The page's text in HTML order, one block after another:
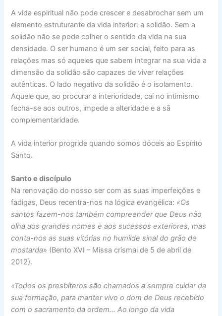
A vida espiritual não pode crescer e desabrochar sem um
elemento estruturante da vida interior: a solidão. Sem a
solidão não se pode colher o sentido da vida na sua
densidade. O ser humano é um ser social, feito para as
relações mas só aqueles que sabem integrar na sua vida a
dimensão da solidão são capazes de viver relações
autênticas. O lado negativo da solidão é o isolamento.
Aquele que, ao procurar a interioridade, cai no intimismo
fecha-se aos outros, impede a alteridade e a sã
complementaridade.
A vida interior progride quando somos dóceis ao Espírito
Santo.
Santo e discípulo
Na renovação do nosso ser com as suas imperfeições e
fadigas, Deus recentra-nos na lógica evangélica: «Os
santos fazem-nos também compreender que Deus não
olha aos grandes nomes e aos sucessos exteriores, mas
conta-nos as suas vitórias no humilde sinal do grão de
mostarda» (Bento XVI – Missa crismal de 5 de abril de
2012).
«Todos os presbíteros são chamados a sempre cuidar da
sua formação, para manter vivo o dom de Deus recebido
com o sacramento da ordem… Ao longo da vida